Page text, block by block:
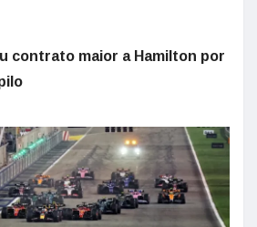
contrato maior a Hamilton por